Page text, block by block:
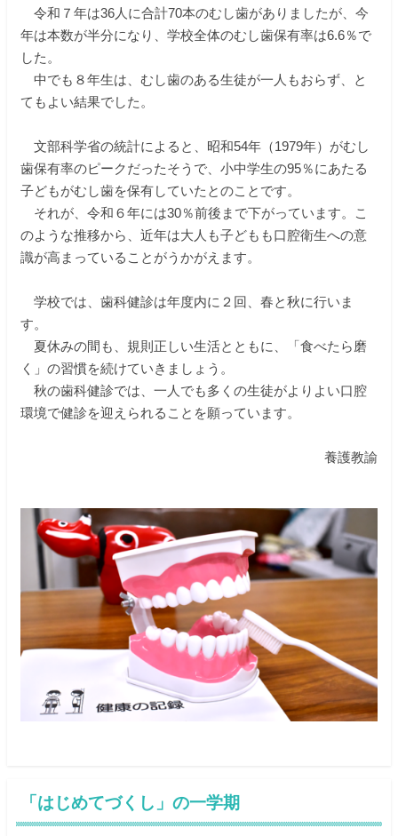
入学をお考えの方へ
在校生の保護者の方へ
教職員募集
資料請求・お問い合わせ
閉じる
令和７年は36人に合計70本のむし歯がありましたが、今
年は本数が半分になり、学校全体のむし歯保有率は6.6％で
した。
中でも８年生は、むし歯のある生徒が一人もおらず、と
てもよい結果でした。
文部科学省の統計によると、昭和54年（1979年）がむし
歯保有率のピークだったそうで、小中学生の95％にあたる
子どもがむし歯を保有していたとのことです。
それが、令和６年には30％前後まで下がっています。こ
のような推移から、近年は大人も子どもも口腔衛生への意
識が高まっていることがうかがえます。
学校では、歯科健診は年度内に２回、春と秋に行いま
す。
夏休みの間も、規則正しい生活とともに、「食べたら磨
く」の習慣を続けていきましょう。
秋の歯科健診では、一人でも多くの生徒がよりよい口腔
環境で健診を迎えられることを願っています。
養護教諭
「はじめてづくし」の一学期